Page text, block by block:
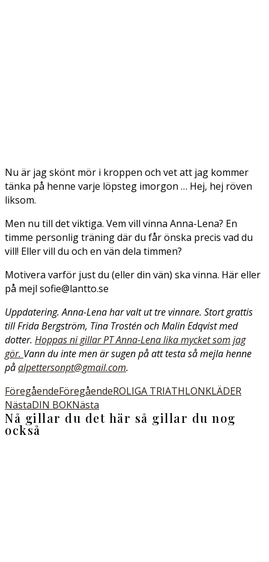
Nu är jag skönt mör i kroppen och vet att jag kommer
tänka på henne varje löpsteg imorgon … Hej, hej röven
liksom.
Men nu till det viktiga. Vem vill vinna Anna-Lena? En
timme personlig träning där du får önska precis vad du
vill! Eller vill du och en vän dela timmen?
Motivera varför just du (eller din vän) ska vinna. Här eller
på mejl sofie@lantto.se
Uppdatering. Anna-Lena har valt ut tre vinnare. Stort grattis
till Frida Bergström, Tina Trostén och Malin Edqvist med
dotter. Hoppas ni gillar PT Anna-Lena lika mycket som jag
gör. Vann du inte men är sugen på att testa så mejla henne
påalpettersonpt@gmail.com.
FöregåendeFöregåendeROLIGA TRIATHLONKLÄDER
NästaDIN BOKNästa
Nå gillar du det här så gillar du nog
också